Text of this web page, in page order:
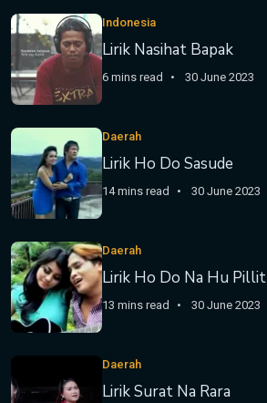
Indonesia
Lirik Nasihat Bapak
6 mins read 30 June 2023
Daerah
Lirik Ho Do Sasude
14 mins read 30 June 2023
Daerah
Lirik Ho Do Na Hu Pillit
13 mins read 30 June 2023
Daerah
Lirik Surat Na Rara